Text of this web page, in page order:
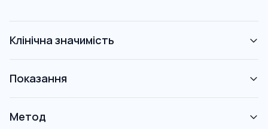
Клінічна значимість
Показання
Метод